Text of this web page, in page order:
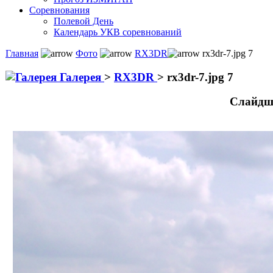
Соревнования
Полевой День
Календарь УКВ соревнований
Главная Фото RX3DR rx3dr-7.jpg 7
Галерея > RX3DR > rx3dr-7.jpg 7